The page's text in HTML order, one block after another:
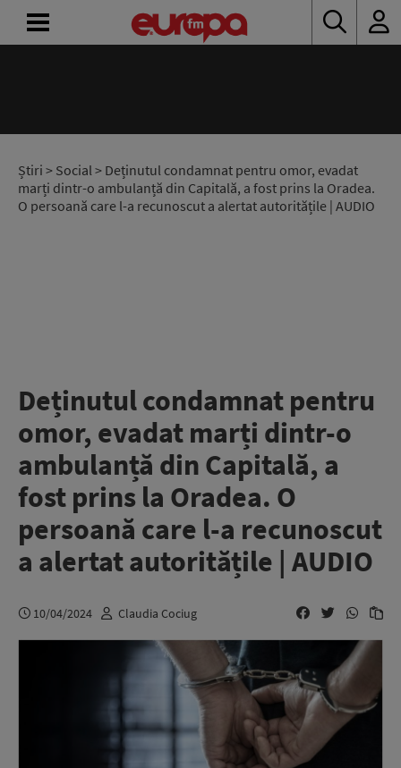
Știri > Social> Deținutul condamnat pentru omor, evadat
marți dintr-o ambulanță din Capitală, a fost prins la Oradea.
O persoană care l-a recunoscut a alertat autoritățile | AUDIO
Deținutul condamnat pentru
omor, evadat marți dintr-o
ambulanță din Capitală, a
fost prins la Oradea. O
persoană care l-a recunoscut
a alertat autoritățile | AUDIO
10/04/2024 Claudia Cociug
RADIO
CONCURSURI